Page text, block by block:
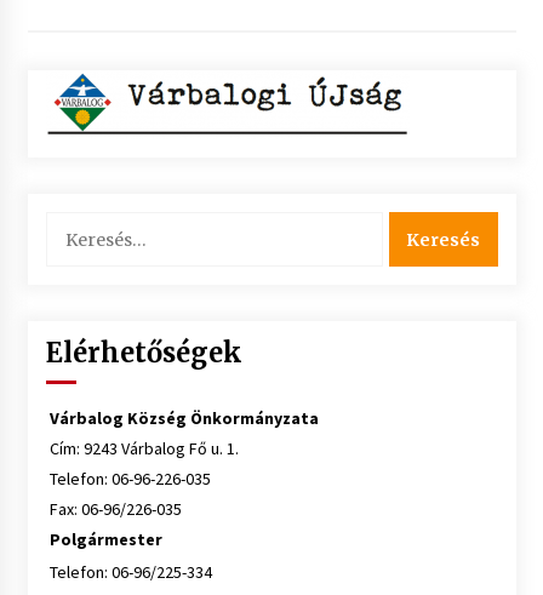
Elérhetőségek
Várbalog Község Önkormányzata
Cím: 9243 Várbalog Fő u. 1.
Telefon: 06-96-226-035
Fax: 06-96/226-035
Polgármester
Telefon: 06-96/225-334